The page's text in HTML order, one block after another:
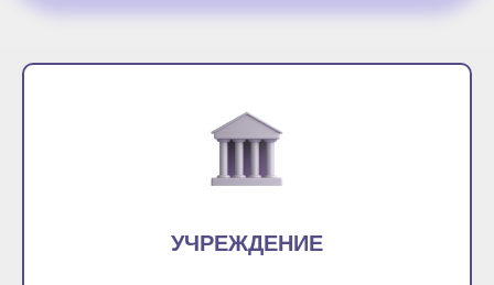
УЧРЕЖДЕНИЕ